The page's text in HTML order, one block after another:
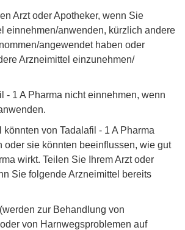
Arzt oder Apotheker, wenn Sie
einnehmen/anwenden, kürzlich andere
angewendet haben oder
Arzneimittel einzunehmen/
- 1 A Pharma nicht einnehmen, wenn
könnten von Tadalafil - 1 A Pharma
oder sie könnten beeinflussen, wie gut
wirkt. Teilen Sie Ihrem Arzt oder
Sie folgende Arzneimittel bereits
zur Behandlung von
von Harnwegsproblemen auf